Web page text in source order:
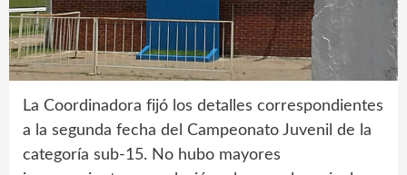
La Coordinadora fijó los detalles correspondientes
a la segunda fecha del Campeonato Juvenil de la
categoría sub-15. No hubo mayores